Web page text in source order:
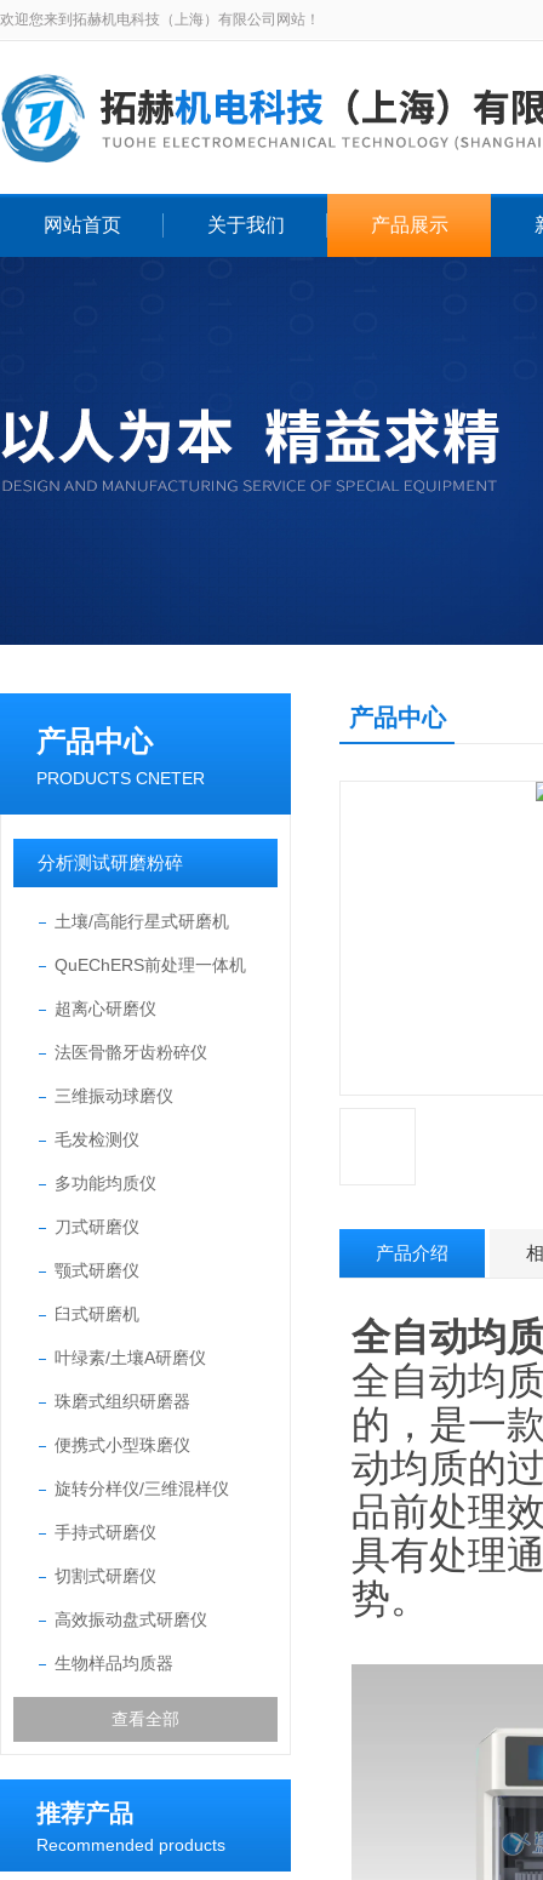
欢迎您来到拓赫机电科技（上海）有限公司网站！
网站首页 关于我们 产品展示
产品中心
PRODUCTS CNETER
分析测试研磨粉碎
土壤/高能行星式研磨机
QuEChERS前处理一体机
超离心研磨仪
法医骨骼牙齿粉碎仪
三维振动球磨仪
毛发检测仪
多功能均质仪
刀式研磨仪
颚式研磨仪
臼式研磨机
叶绿素/土壤A研磨仪
珠磨式组织研磨器
便携式小型珠磨仪
旋转分样仪/三维混样仪
手持式研磨仪
切割式研磨仪
高效振动盘式研磨仪
生物样品均质器
查看全部
推荐产品
Recommended products
产品中心
产品介绍
全自动均
全自动均
的，是一
动均质的
品前处理
具有处理
势。